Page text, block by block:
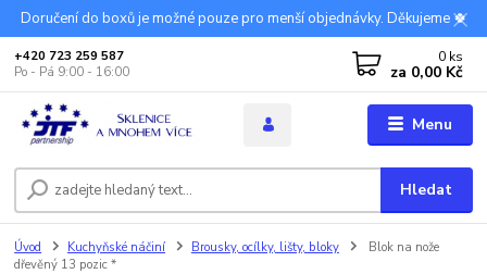
Doručení do boxů je možné pouze pro menší objednávky. Děkujeme 🍀
Menu
Hledat
+420 723 259 587
Po - Pá 9:00 - 16:00
0 ks
za 0,00 Kč
Úvod Kuchyňské náčiní Brousky, ocílky, lišty, bloky
Blok na nože
dřevěný 13 pozic *